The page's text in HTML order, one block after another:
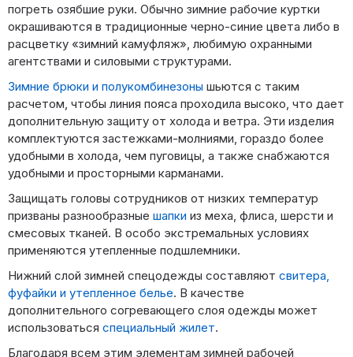
погреть озябшие руки. Обычно зимние рабочие куртки
окрашиваются в традиционные черно-синие цвета либо в
расцветку «зимний камуфляж», любимую охранными
агентствами и силовыми структурами.
Зимние брюки и полукомбинезоны шьются с таким
расчетом, чтобы линия пояса проходила высоко, что дает
дополнительную защиту от холода и ветра. Эти изделия
комплектуются застежками-молниями, гораздо более
удобными в холода, чем пуговицы, а также снабжаются
удобными и просторными карманами.
Защищать головы сотрудников от низких температур
призваны разнообразные шапки из меха, флиса, шерсти и
смесовых тканей. В особо экстремальных условиях
применяются утепленные подшлемники.
Нижний слой зимней спецодежды составляют свитера,
фуфайки и утепленное белье. В качестве
дополнительного согревающего слоя одежды может
использоваться специальный жилет.
Благодаря всем этим элементам зимней рабочей